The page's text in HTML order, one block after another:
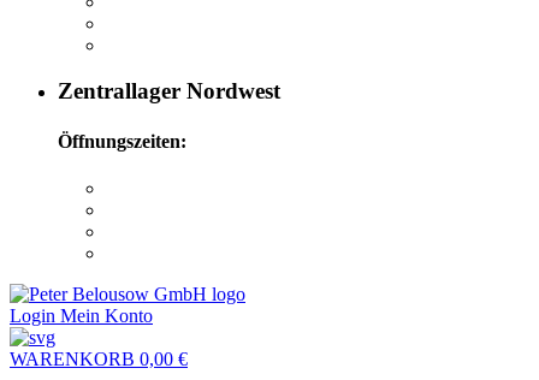
Zentrallager Nordwest
Öffnungszeiten:
Login Mein Konto
WARENKORB 0,00 €